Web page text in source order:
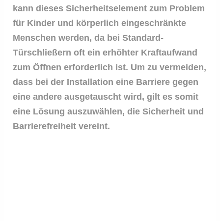
kann dieses Sicherheitselement zum Problem
für Kinder und körperlich eingeschränkte
Menschen werden, da bei Standard-
Türschließern oft ein erhöhter Kraftaufwand
zum Öffnen erforderlich ist. Um zu vermeiden,
dass bei der Installation eine Barriere gegen
eine andere ausgetauscht wird, gilt es somit
eine Lösung auszuwählen, die Sicherheit und
Barrierefreiheit vereint.